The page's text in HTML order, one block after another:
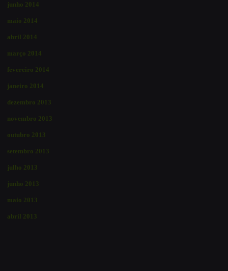
junho 2014
maio 2014
abril 2014
março 2014
fevereiro 2014
janeiro 2014
dezembro 2013
novembro 2013
outubro 2013
setembro 2013
julho 2013
junho 2013
maio 2013
abril 2013